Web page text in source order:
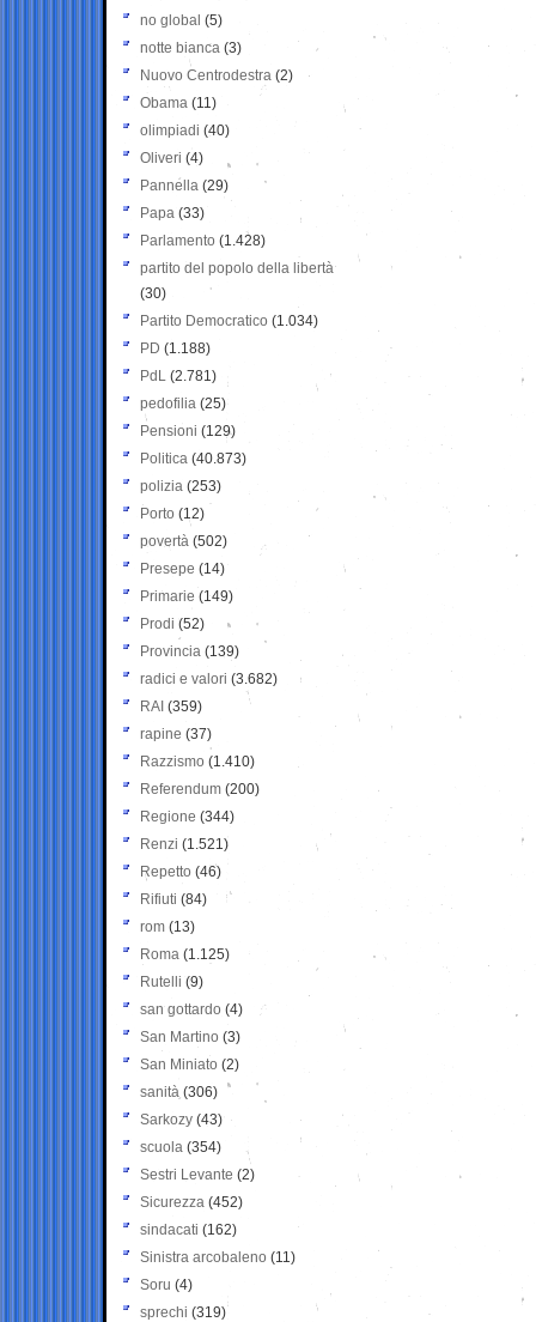
no global (5)
notte bianca (3)
Nuovo Centrodestra (2)
Obama (11)
olimpiadi (40)
Oliveri (4)
Pannella (29)
Papa (33)
Parlamento (1.428)
partito del popolo della libertà
(30)
Partito Democratico (1.034)
PD (1.188)
PdL (2.781)
pedofilia (25)
Pensioni (129)
Politica (40.873)
polizia (253)
Porto (12)
povertà (502)
Presepe (14)
Primarie (149)
Prodi (52)
Provincia (139)
radici e valori (3.682)
RAI (359)
rapine (37)
Razzismo (1.410)
Referendum (200)
Regione (344)
Renzi (1.521)
Repetto (46)
Rifiuti (84)
rom (13)
Roma (1.125)
Rutelli (9)
san gottardo (4)
San Martino (3)
San Miniato (2)
sanità (306)
Sarkozy (43)
scuola (354)
Sestri Levante (2)
Sicurezza (452)
sindacati (162)
Sinistra arcobaleno (11)
Soru (4)
sprechi (319)